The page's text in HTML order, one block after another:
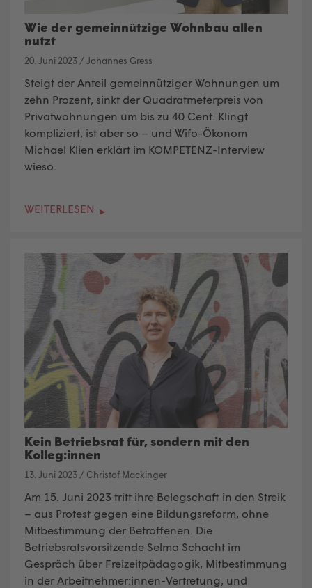
Wie der gemeinnützige Wohnbau allen
nutzt
20. Juni 2023 /Johannes Gress
Steigt der Anteil gemeinnütziger Wohnungen um
zehn Prozent, sinkt der Quadratmeterpreis von
Privatwohnungen um bis zu 40 Cent. Klingt
kompliziert, ist aber so – und Wifo-Ökonom
Michael Klien erklärt im KOMPETENZ-Interview
wieso.
WEITERLESEN
Kein Betriebsrat für, sondern mit den
Kolleg:innen
13. Juni 2023 / Christof Mackinger
Am 15. Juni 2023 tritt ihre Belegschaft in den Streik
– aus Protest gegen eine Bildungsreform, ohne
Mitbestimmung der Betroffenen. Die
Betriebsratsvorsitzende Selma Schacht im
Gespräch über Freizeitpädagogik, Mitbestimmung
in der Arbeitnehmer:innen-Vertretung, und